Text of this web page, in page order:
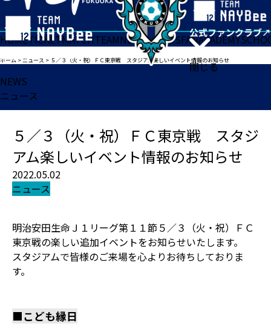
閉じる
HOMETICKETMATCHTEAMNEWSGOODSFANACADEMY
ホーム >ニュース > ５／３（火・祝）ＦＣ東京戦 スタジアム楽しいイベント情報のお知らせ
NEWS
ニュース
５／３（火・祝）ＦＣ東京戦 スタジ
アム楽しいイベント情報のお知らせ
2022.05.02
ニュース
明治安田生命Ｊ１リーグ第１１節５／３（火・祝）ＦＣ
東京戦の楽しい追加イベントをお知らせいたします。
スタジアムで皆様のご来場を心よりお待ちしておりま
す。
■こども縁日